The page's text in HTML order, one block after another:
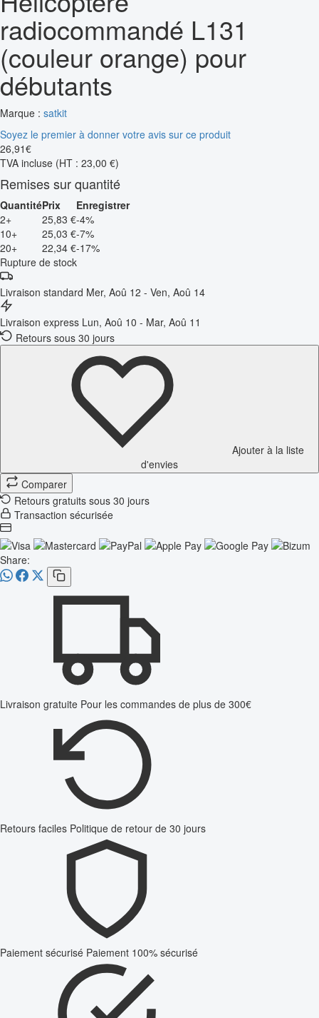
radiocommandé L131
(couleur orange) pour
débutants
Marque : satkit
Soyez le premier à donner votre avis sur ce produit
26,91€
TVA incluse (HT : 23,00 €)
Remises sur quantité
QuantitéPrix
Enregistrer
2+
25,83 €-4%
10+
25,03 €-7%
20+
22,34 €-17%
Rupture de stock
Livraison standard Mer, Aoû 12 - Ven, Aoû 14
Livraison express Lun, Aoû 10 - Mar, Aoû 11
Retours sous 30 jours
Ajouter à la liste
d'envies
Comparer
Retours gratuits sous 30 jours
Transaction sécurisée
Share:
Livraison gratuite Pour les commandes de plus de 300€
Retours faciles Politique de retour de 30 jours
Paiement sécurisé Paiement 100% sécurisé